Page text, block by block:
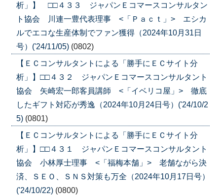
析」】 □□４３３ ジャパンＥコマースコンサルタン
ト協会 川連一豊代表理事 <「Ｐａｃｔ」> エシカ
ルでエコな生産体制でファン獲得（2024年10月31日
号）('24/11/05) (0802)
【ＥＣコンサルタントによる「勝手にＥＣサイト分
析」】□□４３２ ジャパンＥコマースコンサルタント
協会 矢崎宏一郎客員講師 <「イベリコ屋」> 徹底
したギフト対応が秀逸（2024年10月24日号）('24/10/2
5) (0801)
【ＥＣコンサルタントによる「勝手にＥＣサイト分
析」】□□４３１ ジャパンＥコマースコンサルタント
協会 小林厚士理事 <「福梅本舗」> 老舗ながら決
済、ＳＥＯ、ＳＮＳ対策も万全（2024年10月17日号）
('24/10/22) (0800)